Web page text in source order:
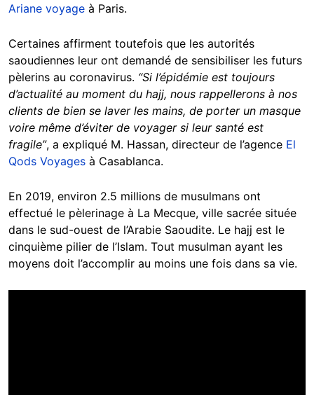
Ariane voyage à Paris.
Certaines affirment toutefois que les autorités
saoudiennes leur ont demandé de sensibiliser les futurs
pèlerins au coronavirus. “Si l’épidémie est toujours
d’actualité au moment du hajj, nous rappellerons à nos
clients de bien se laver les mains, de porter un masque
voire même d’éviter de voyager si leur santé est
fragile”, a expliqué M. Hassan, directeur de l’agence El
Qods Voyages à Casablanca.
En 2019, environ 2.5 millions de musulmans ont
effectué le pèlerinage à La Mecque, ville sacrée située
dans le sud-ouest de l’Arabie Saoudite. Le hajj est le
cinquième pilier de l’Islam. Tout musulman ayant les
moyens doit l’accomplir au moins une fois dans sa vie.